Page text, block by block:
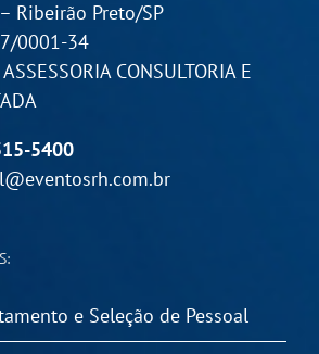
Ribeirão Preto/SP
0001-34
CONSULTORIA E
5400
e Seleção de Pessoal